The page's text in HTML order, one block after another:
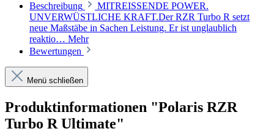
Beschreibung
MITREISSENDE POWER.
UNVERWÜSTLICHE KRAFT.Der RZR Turbo R setzt
neue Maßstäbe in Sachen Leistung. Er ist unglaublich
reaktio… Mehr
Bewertungen
Menü schließen
Produktinformationen "Polaris RZR
Turbo R Ultimate"